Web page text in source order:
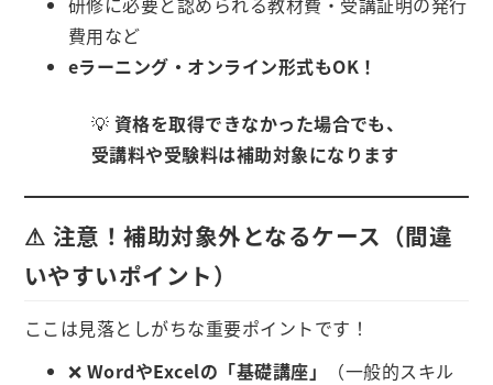
費用など
eラーニング・オンライン形式もOK！
💡 資格を取得できなかった場合でも、
受講料や受験料は補助対象になります
⚠ 注意！補助対象外となるケース（間違
いやすいポイント）
ここは見落としがちな重要ポイントです！
❌ WordやExcelの「基礎講座」
（一般的スキル